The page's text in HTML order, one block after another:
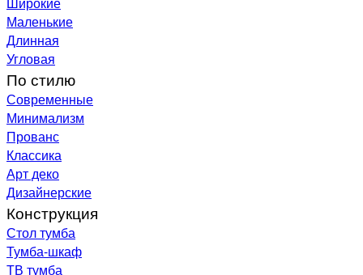
Маленькие
Длинная
Угловая
По стилю
Современные
Минимализм
Прованс
Классика
Арт деко
Дизайнерские
Конструкция
Стол тумба
Тумба-шкаф
ТВ тумба